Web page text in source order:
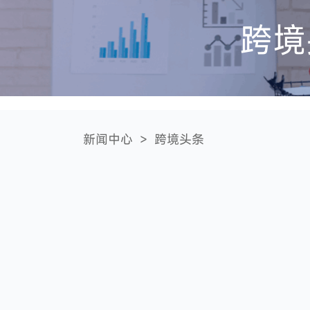
跨
新闻中心 > 跨境头条